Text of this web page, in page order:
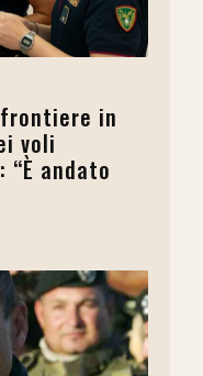
in
voli
andato